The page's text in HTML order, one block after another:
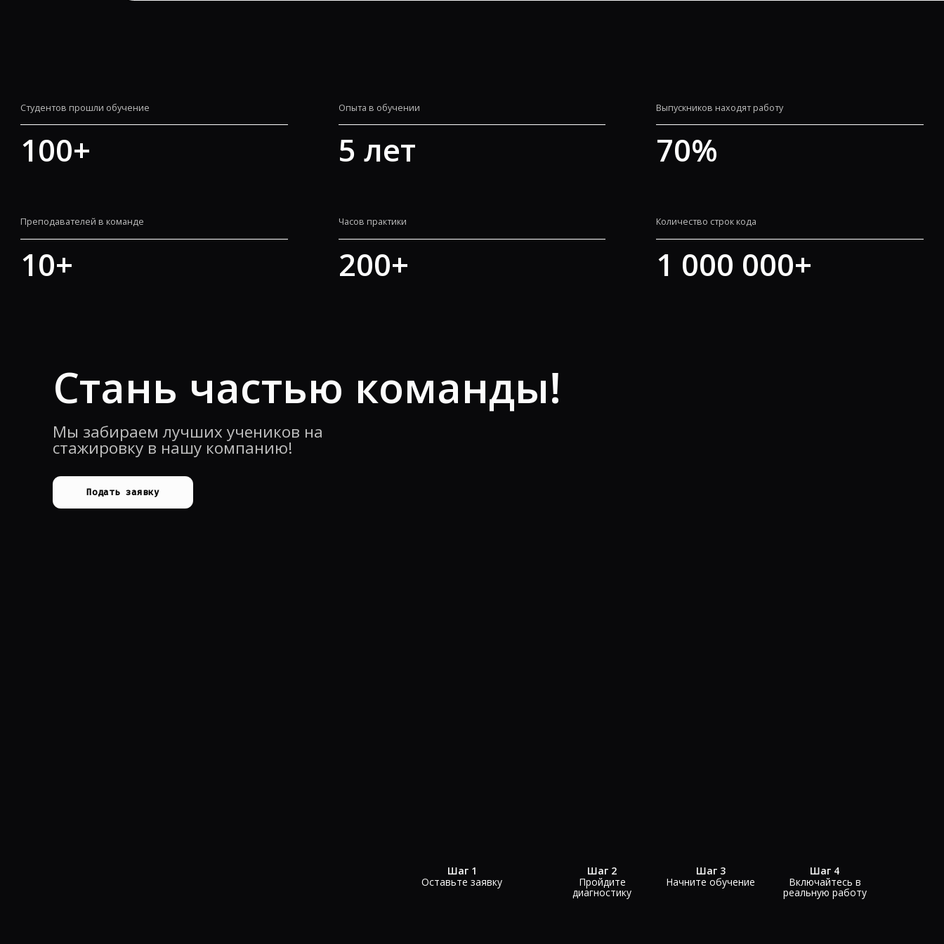
Статистика академии
Студентов прошли обучение
100+
Опыта в обучении
5 лет
Выпускников находят работу
70%
Преподавателей в команде
10+
Часов практики
200+
Количество строк кода
1 000 000+
Стань частью команды!
Мы забираем лучших учеников на
стажировку в нашу компанию!
Подать заявку
Шаг 1
Оставьте заявку
Шаг 2
Пройдите
диагностику
Шаг 3
Начните обучение
Шаг 4
Включайтесь в
реальную работу